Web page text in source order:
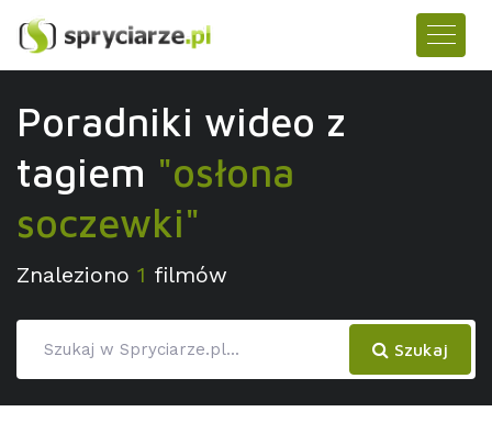
Poradniki wideo z
tagiem "osłona
soczewki"
Znaleziono 1 filmów
Szukaj